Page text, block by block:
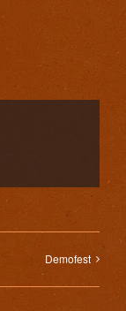
Demofest